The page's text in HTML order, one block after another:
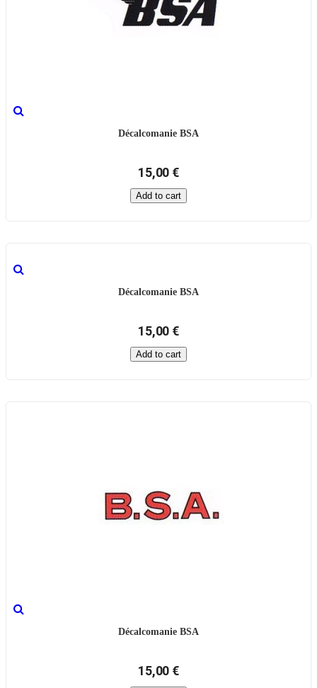
Décalcomanie BSA
15,00 €
Add to cart
Décalcomanie BSA
15,00 €
Add to cart
Décalcomanie BSA
15,00 €